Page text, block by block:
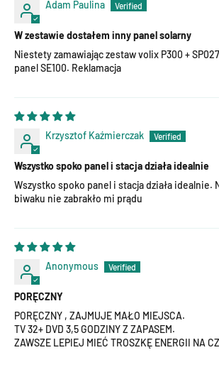
Adam Paulina
W zestawie dostałem inny panel solarny
Niestety zamawiając zestaw volix P300 +
panel SE100. Reklamacja
Krzysztof Kaźmierczak
Wszystko spoko panel i stacja działa idealnie
Wszystko spoko panel i stacja działa idealnie.
biwaku nie zabrakło mi prądu
Anonymous
PORĘCZNY
PORĘCZNY , ZAJMUJE MAŁO MIEJSCA.
TV 32+ DVD 3,5 GODZINY Z ZAPASEM.
ZAWSZE LEPIEJ MIEĆ TROSZKĘ ENERGII NA